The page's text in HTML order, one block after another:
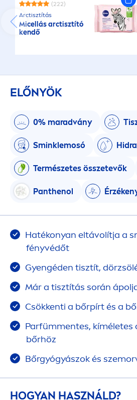
(222)
Arctisztítás
Micellás arctisztító
kendő
ELŐNYÖK
0% maradvány
Sminklemosó
Természetes összetevők
Panthenol
Hatékonyan eltávolítja a
fényvédőt
Gyengéden tisztít,
Már a tisztítás során
Csökkenti a bőrpírt és a
Parfümmentes, kíméletes
bőrhöz
Bőrgyógyászok és
HOGYAN HASZNÁLD?